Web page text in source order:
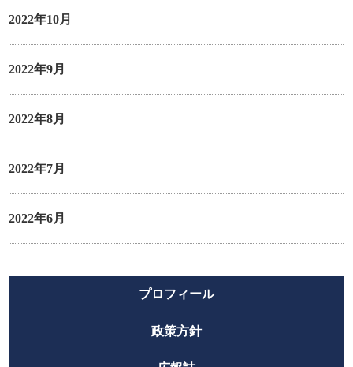
2022年10月
2022年9月
2022年8月
2022年7月
2022年6月
プロフィール
政策方針